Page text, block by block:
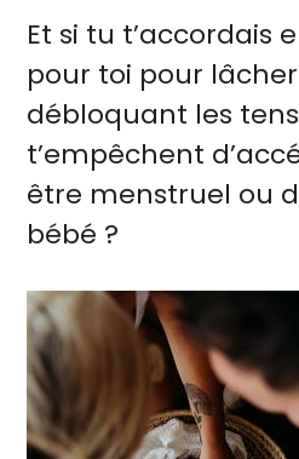
Et si tu t’accordais
pour toi pour
débloquant les
t’empêchent
être menstruel ou
bébé ?